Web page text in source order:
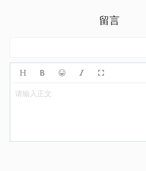
留言
请输入正文